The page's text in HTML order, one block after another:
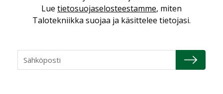
jämähtänyt ajassa paikalleen
MIELIPIDE
KATSO KAIKKI
Lue tietosuojaselosteestamme, miten
Talotekniikka suojaa ja käsittelee tietojasi.